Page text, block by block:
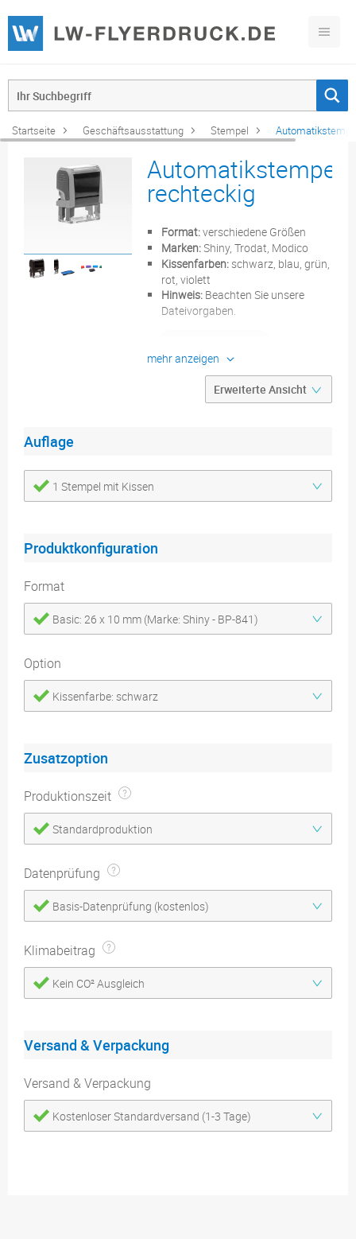
Startseite Geschäftsausstattung Stempel
Automatikstempel,
rechteckig
Format:verschiedene Größen
Marken:Shiny, Trodat, Modico
Kissenfarben:schwarz, blau, grün,
rot, violett
Hinweis: Beachten Sie unsere
Dateivorgaben.
Produktdetails
Druckdatenblätter
mehr anzeigen
Auflage
1 Stempel mit Kissen
Produktkonfiguration
Format
Basic: 26 x 10 mm (Marke: Shiny - BP-841)
Option
Kissenfarbe: schwarz
Zusatzoption
Produktionszeit
Standardproduktion
Datenprüfung
Basis-Datenprüfung (kostenlos)
Klimabeitrag
Kein CO² Ausgleich
Versand & Verpackung
Versand & Verpackung
Kostenloser Standardversand (1-3 Tage)